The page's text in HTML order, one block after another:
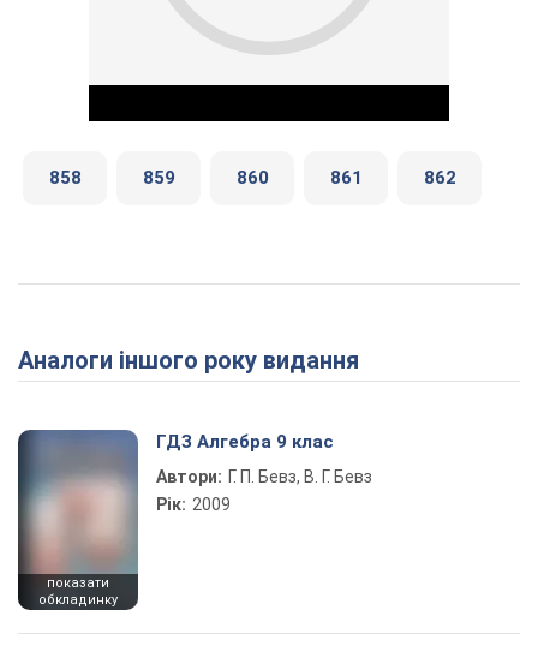
858 859 860 861 862
Аналоги іншого року видання
показати
обкладинку
ГДЗ Алгебра 9 клас
Автори: Г. П. Бевз, В. Г. Бевз
Рік: 2009